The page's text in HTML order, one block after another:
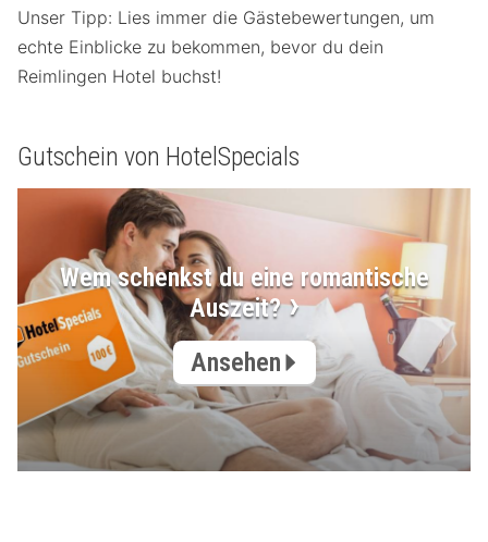
Unser Tipp: Lies immer die Gästebewertungen, um
echte Einblicke zu bekommen, bevor du dein
Reimlingen Hotel buchst!
Gutschein von HotelSpecials
Wem schenkst du eine romantische
Auszeit?
Ansehen